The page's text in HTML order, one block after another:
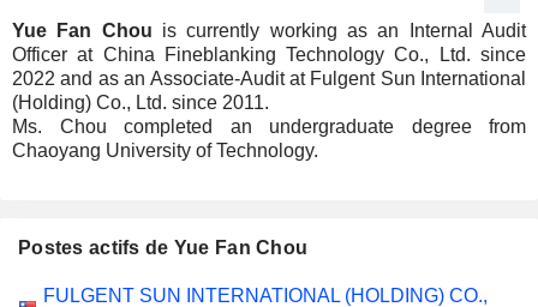
Yue Fan Chou is currently working as an Internal Audit
Officer at China Fineblanking Technology Co., Ltd. since
2022 and as an Associate-Audit at Fulgent Sun International
(Holding) Co., Ltd. since 2011.
Ms. Chou completed an undergraduate degree from
Chaoyang University of Technology.
Postes actifs de Yue Fan Chou
Sociétés Poste Début
FULGENT SUN INTERNATIONAL (HOLDING) CO.,